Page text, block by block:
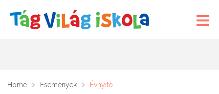
Home Események Évnyitó